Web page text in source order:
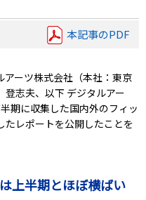
本記事のPDF
ーツ株式会社（本社：東京
志夫、以下 デジタルアー
期に収集した国内外のフィッ
たレポートを公開したことを
上半期とほぼ横ばい